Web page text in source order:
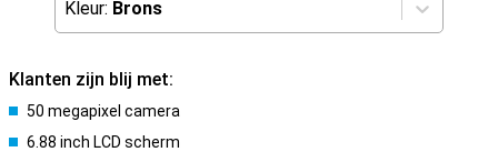
Kleur: Brons
Klanten zijn blij met:
50 megapixel camera
6.88 inch LCD scherm